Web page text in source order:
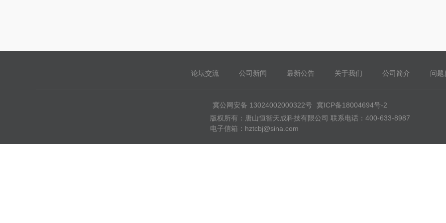
论坛交流 公司新闻 最新公告 关于我们 公司简介 问题
冀公网安备 13024002000322号
冀ICP备18004694号-2
版权所有：唐山恒智天成科技有限公司 联系电话：400-633-8987
电子信箱：hztcbj@sina.com